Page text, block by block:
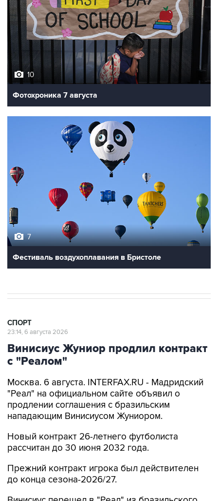
10
Фотохроника 7 августа
7
Фестиваль воздухоплавания в Бристоле
СПОРТ
23:14, 6 августа 2026
Винисиус Жуниор продлил контракт
с "Реалом"
Москва. 6 августа. INTERFAX.RU - Мадридский
"Реал" на официальном сайте объявил о
продлении соглашения с бразильским
нападающим Винисиусом Жуниором.
Новый контракт 26-летнего футболиста
рассчитан до 30 июня 2032 года.
Прежний контракт игрока был действителен
до конца сезона-2026/27.